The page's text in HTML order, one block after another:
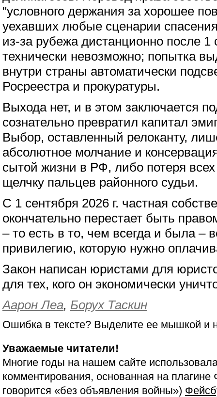
"условного держания за хорошее
уехавших любые сценарии
из-за рубежа дистанционно после 1
технически невозможно; попытка
внутри страны автоматически
Росреестра и прокуратуры.
Выхода нет, и в этом заключается
сознательно превратил капитал
Выбор, оставленный релоканту,
абсолютное молчание и
сытой жизни в РФ, либо потеря
щелчку пальцев районного судьи.
С 1 сентября 2026 г. частная
окончательно перестает быть
– то есть в то, чем всегда и была –
привилегию, которую нужно
Закон написан юристами для
для тех, кого он экономически
Аарон Леа, Борух Таскин
Ошибка в тексте? Выделите ее мышкой и
Уважаемые читатели!
Многие годы на нашем сайте
комментирования, основанная на
говорится «без объявления войны»)